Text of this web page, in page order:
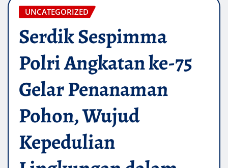
UNCATEGORIZED
Serdik Sespimma
Polri Angkatan ke-75
Gelar Penanaman
Pohon, Wujud
Kepedulian